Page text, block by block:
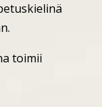
toimii